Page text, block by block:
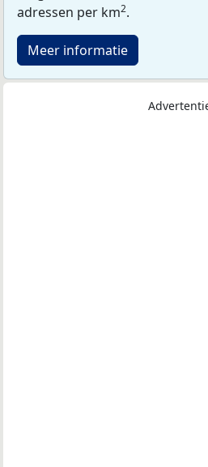
adressen per km2.
Meer informatie